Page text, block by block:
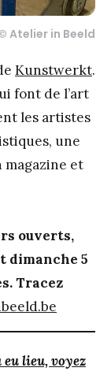
Atelier in Beeld
Kunstwerkt.
font de l’art
les artistes
une
et
ouverts,
dimanche 5
Tracez
lieu, voyez